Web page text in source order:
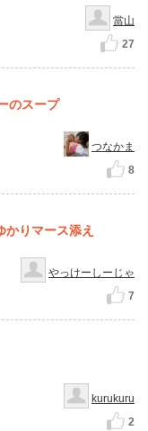
當山
27
のスープ
つなかま
8
かりマース添え
やっけーしーじゃ
7
kurukuru
2